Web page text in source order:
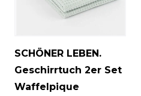
SCHÖNER LEBEN.
Geschirrtuch 2er Set
Waffelpique